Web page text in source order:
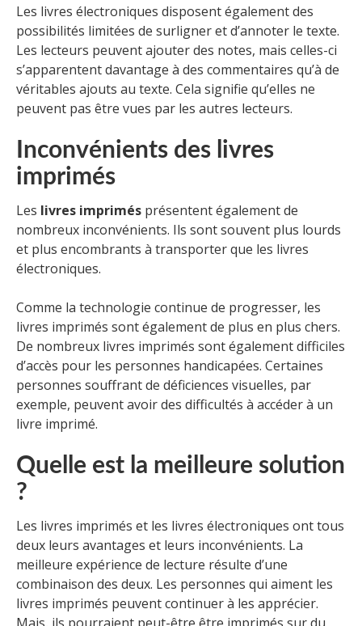
Les livres électroniques disposent également des
possibilités limitées de surligner et d’annoter le texte.
Les lecteurs peuvent ajouter des notes, mais celles-ci
s’apparentent davantage à des commentaires qu’à de
véritables ajouts au texte. Cela signifie qu’elles ne
peuvent pas être vues par les autres lecteurs.
Inconvénients des livres
imprimés
Les livres imprimés présentent également de
nombreux inconvénients. Ils sont souvent plus lourds
et plus encombrants à transporter que les livres
électroniques.
Comme la technologie continue de progresser, les
livres imprimés sont également de plus en plus chers.
De nombreux livres imprimés sont également difficiles
d’accès pour les personnes handicapées. Certaines
personnes souffrant de déficiences visuelles, par
exemple, peuvent avoir des difficultés à accéder à un
livre imprimé.
Quelle est la meilleure solution
?
Les livres imprimés et les livres électroniques ont tous
deux leurs avantages et leurs inconvénients. La
meilleure expérience de lecture résulte d’une
combinaison des deux. Les personnes qui aiment les
livres imprimés peuvent continuer à les apprécier.